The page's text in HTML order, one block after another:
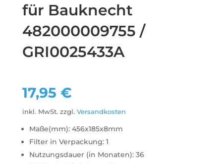
für Bauknecht
482000009755 /
GRI0025433A
17,95 €
inkl. MwSt. zzgl. Versandkosten
Maße(mm): 456x185x8mm
Filter in Verpackung: 1
Nutzungsdauer (in Monaten): 36